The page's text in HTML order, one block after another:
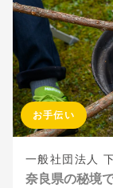
お手伝い
一般社団法人
奈良県の秘境